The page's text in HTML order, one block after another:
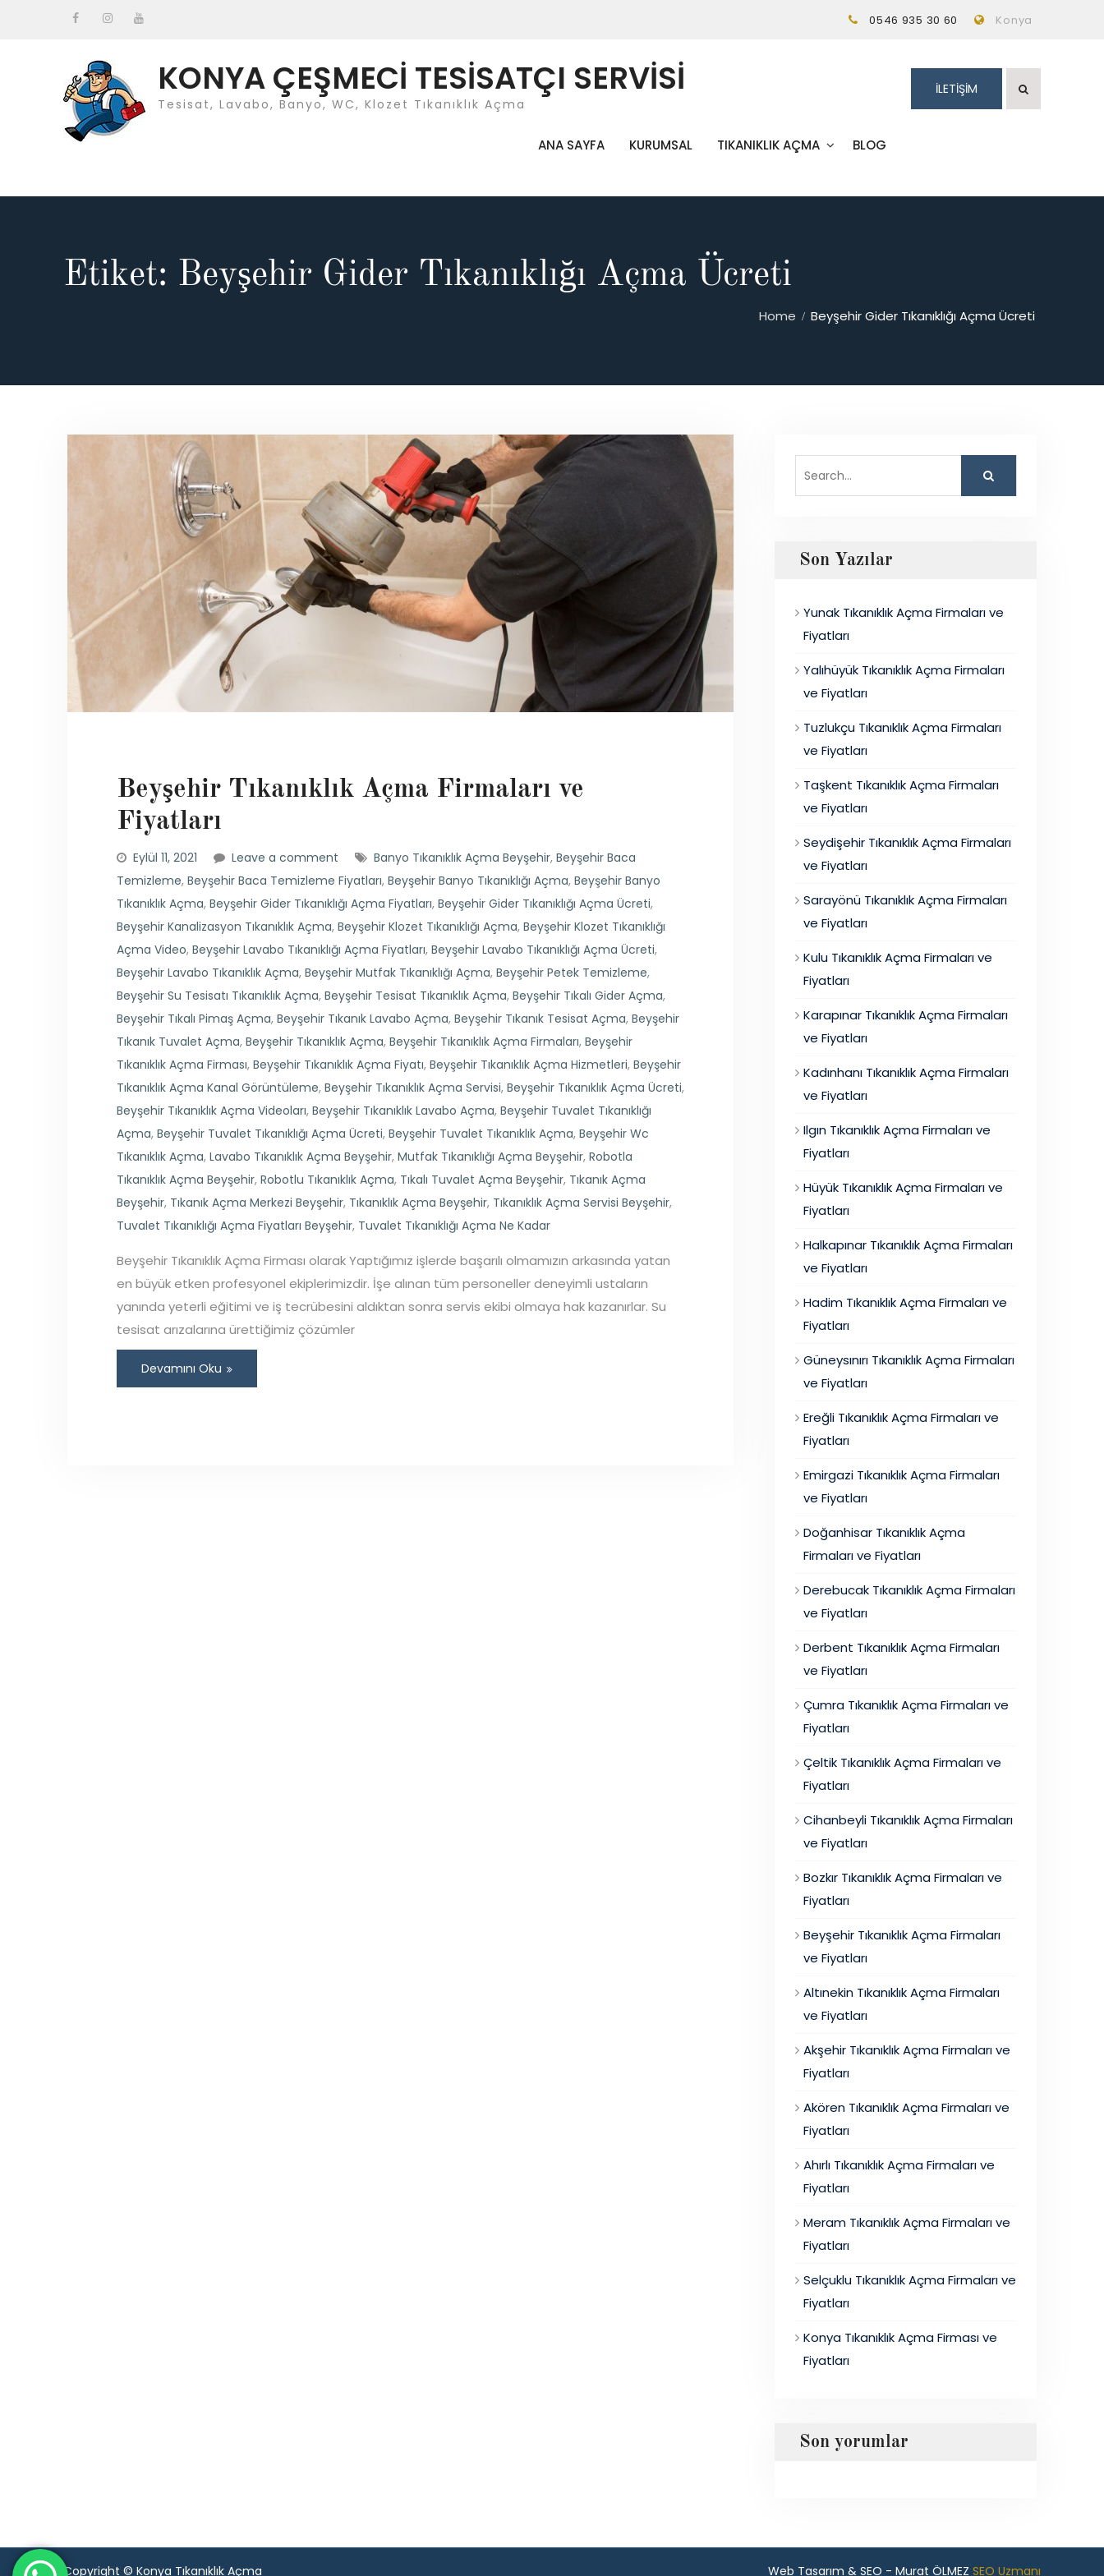
0546 935 30 60 Konya
KONYA ÇEŞMECİ TESİSATÇI SERVİSİ
Tesisat, Lavabo, Banyo, WC, Klozet Tıkanıklık Açma
İLETİŞİM
ANA SAYFA KURUMSAL TIKANIKLIK AÇMA BLOG
Etiket: Beyşehir Gider Tıkanıklığı Açma Ücreti
Home Beyşehir Gider Tıkanıklığı Açma Ücreti
Beyşehir Tıkanıklık Açma Firmaları ve
Fiyatları
Eylül 11, 2021 Leave a comment Banyo Tıkanıklık Açma Beyşehir, Beyşehir Baca
Temizleme, Beyşehir Baca Temizleme Fiyatları, Beyşehir Banyo Tıkanıklığı Açma, Beyşehir Banyo
Tıkanıklık Açma, Beyşehir Gider Tıkanıklığı Açma Fiyatları, Beyşehir Gider Tıkanıklığı Açma Ücreti,
Beyşehir Kanalizasyon Tıkanıklık Açma, Beyşehir Klozet Tıkanıklığı Açma, Beyşehir Klozet Tıkanıklığı
Açma Video, Beyşehir Lavabo Tıkanıklığı Açma Fiyatları, Beyşehir Lavabo Tıkanıklığı Açma Ücreti,
Beyşehir Lavabo Tıkanıklık Açma, Beyşehir Mutfak Tıkanıklığı Açma, Beyşehir Petek Temizleme,
Beyşehir Su Tesisatı Tıkanıklık Açma, Beyşehir Tesisat Tıkanıklık Açma, Beyşehir Tıkalı Gider Açma,
Beyşehir Tıkalı Pimaş Açma, Beyşehir Tıkanık Lavabo Açma, Beyşehir Tıkanık Tesisat Açma, Beyşehir
Tıkanık Tuvalet Açma, Beyşehir Tıkanıklık Açma, Beyşehir Tıkanıklık Açma Firmaları, Beyşehir
Tıkanıklık Açma Firması, Beyşehir Tıkanıklık Açma Fiyatı, Beyşehir Tıkanıklık Açma Hizmetleri, Beyşehir
Tıkanıklık Açma Kanal Görüntüleme, Beyşehir Tıkanıklık Açma Servisi, Beyşehir Tıkanıklık Açma Ücreti,
Beyşehir Tıkanıklık Açma Videoları, Beyşehir Tıkanıklık Lavabo Açma, Beyşehir Tuvalet Tıkanıklığı
Açma, Beyşehir Tuvalet Tıkanıklığı Açma Ücreti, Beyşehir Tuvalet Tıkanıklık Açma, Beyşehir Wc
Tıkanıklık Açma, Lavabo Tıkanıklık Açma Beyşehir, Mutfak Tıkanıklığı Açma Beyşehir, Robotla
Tıkanıklık Açma Beyşehir, Robotlu Tıkanıklık Açma, Tıkalı Tuvalet Açma Beyşehir, Tıkanık Açma
Beyşehir, Tıkanık Açma Merkezi Beyşehir, Tıkanıklık Açma Beyşehir, Tıkanıklık Açma Servisi Beyşehir,
Tuvalet Tıkanıklığı Açma Fiyatları Beyşehir, Tuvalet Tıkanıklığı Açma Ne Kadar
Beyşehir Tıkanıklık Açma Firması olarak Yaptığımız işlerde başarılı olmamızın arkasında yatan
en büyük etken profesyonel ekiplerimizdir. İşe alınan tüm personeller deneyimli ustaların
yanında yeterli eğitimi ve iş tecrübesini aldıktan sonra servis ekibi olmaya hak kazanırlar. Su
tesisat arızalarına ürettiğimiz çözümler
Devamını Oku
Son Yazılar
Yunak Tıkanıklık Açma Firmaları ve
Fiyatları
Yalıhüyük Tıkanıklık Açma Firmaları
ve Fiyatları
Tuzlukçu Tıkanıklık Açma Firmaları
ve Fiyatları
Taşkent Tıkanıklık Açma Firmaları
ve Fiyatları
Seydişehir Tıkanıklık Açma Firmaları
ve Fiyatları
Sarayönü Tıkanıklık Açma Firmaları
ve Fiyatları
Kulu Tıkanıklık Açma Firmaları ve
Fiyatları
Karapınar Tıkanıklık Açma Firmaları
ve Fiyatları
Kadınhanı Tıkanıklık Açma Firmaları
ve Fiyatları
Ilgın Tıkanıklık Açma Firmaları ve
Fiyatları
Hüyük Tıkanıklık Açma Firmaları ve
Fiyatları
Halkapınar Tıkanıklık Açma Firmaları
ve Fiyatları
Hadim Tıkanıklık Açma Firmaları ve
Fiyatları
Güneysınırı Tıkanıklık Açma Firmaları
ve Fiyatları
Ereğli Tıkanıklık Açma Firmaları ve
Fiyatları
Emirgazi Tıkanıklık Açma Firmaları
ve Fiyatları
Doğanhisar Tıkanıklık Açma
Firmaları ve Fiyatları
Derebucak Tıkanıklık Açma Firmaları
ve Fiyatları
Derbent Tıkanıklık Açma Firmaları
ve Fiyatları
Çumra Tıkanıklık Açma Firmaları ve
Fiyatları
Çeltik Tıkanıklık Açma Firmaları ve
Fiyatları
Cihanbeyli Tıkanıklık Açma Firmaları
ve Fiyatları
Bozkır Tıkanıklık Açma Firmaları ve
Fiyatları
Beyşehir Tıkanıklık Açma Firmaları
ve Fiyatları
Altınekin Tıkanıklık Açma Firmaları
ve Fiyatları
Akşehir Tıkanıklık Açma Firmaları ve
Fiyatları
Akören Tıkanıklık Açma Firmaları ve
Fiyatları
Ahırlı Tıkanıklık Açma Firmaları ve
Fiyatları
Meram Tıkanıklık Açma Firmaları ve
Fiyatları
Selçuklu Tıkanıklık Açma Firmaları ve
Fiyatları
Konya Tıkanıklık Açma Firması ve
Fiyatları
Son yorumlar
Copyright © Konya Tıkanıklık Açma Web Tasarım & SEO - Murat ÖLMEZ SEO Uzmanı